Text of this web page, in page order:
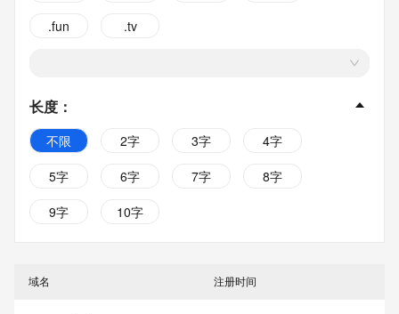
.fun
.tv
长度 ：
不限 2字 3字
4字
5字
6字 7字
8字
9字
10字
域名 注册时间